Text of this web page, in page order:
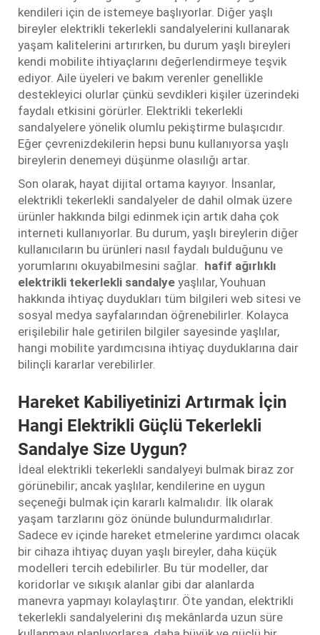
kendileri için de istemeye başlıyorlar. Diğer yaşlı
bireyler elektrikli tekerlekli sandalyelerini kullanarak
yaşam kalitelerini artırırken, bu durum yaşlı bireyleri
kendi mobilite ihtiyaçlarını değerlendirmeye teşvik
ediyor. Aile üyeleri ve bakım verenler genellikle
destekleyici olurlar çünkü sevdikleri kişiler üzerindeki
faydalı etkisini görürler. Elektrikli tekerlekli
sandalyelere yönelik olumlu pekiştirme bulaşıcıdır.
Eğer çevrenizdekilerin hepsi bunu kullanıyorsa yaşlı
bireylerin denemeyi düşünme olasılığı artar.
Son olarak, hayat dijital ortama kayıyor. İnsanlar,
elektrikli tekerlekli sandalyeler de dahil olmak üzere
ürünler hakkında bilgi edinmek için artık daha çok
interneti kullanıyorlar. Bu durum, yaşlı bireylerin diğer
kullanıcıların bu ürünleri nasıl faydalı bulduğunu ve
yorumlarını okuyabilmesini sağlar. hafif ağırlıklı
elektrikli tekerlekli sandalye yaşlılar, Youhuan
hakkında ihtiyaç duydukları tüm bilgileri web sitesi ve
sosyal medya sayfalarından öğrenebilirler. Kolayca
erişilebilir hale getirilen bilgiler sayesinde yaşlılar,
hangi mobilite yardımcısına ihtiyaç duyduklarına dair
bilinçli kararlar verebilirler.
Hareket Kabiliyetinizi Artırmak İçin
Hangi Elektrikli Güçlü Tekerlekli
Sandalye Size Uygun?
İdeal elektrikli tekerlekli sandalyeyi bulmak biraz zor
görünebilir; ancak yaşlılar, kendilerine en uygun
seçeneği bulmak için kararlı kalmalıdır. İlk olarak
yaşam tarzlarını göz önünde bulundurmalıdırlar.
Sadece ev içinde hareket etmelerine yardımcı olacak
bir cihaza ihtiyaç duyan yaşlı bireyler, daha küçük
modelleri tercih edebilirler. Bu tür modeller, dar
koridorlar ve sıkışık alanlar gibi dar alanlarda
manevra yapmayı kolaylaştırır. Öte yandan, elektrikli
tekerlekli sandalyelerini dış mekânlarda uzun süre